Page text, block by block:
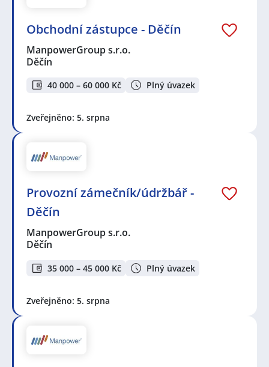
Obchodní zástupce - Děčín
ManpowerGroup s.r.o.
Děčín
40 000 – 60 000 Kč Plný úvazek
Zveřejněno: 5. srpna
Provozní zámečník/údržbář -
Děčín
ManpowerGroup s.r.o.
Děčín
35 000 – 45 000 Kč Plný úvazek
Zveřejněno: 5. srpna